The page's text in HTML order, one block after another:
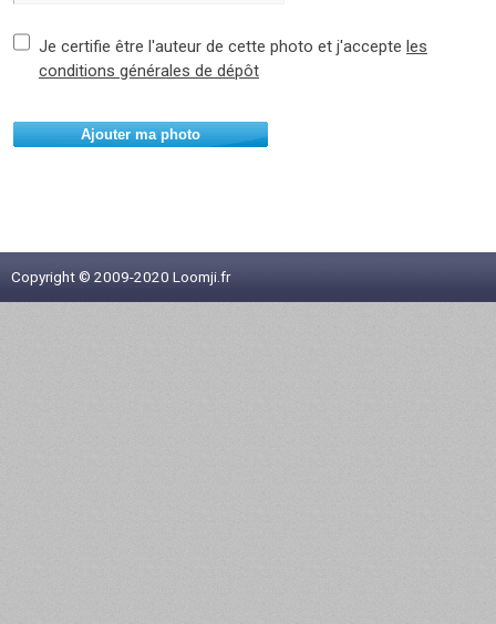
Je certifie être l'auteur de cette photo et j'accepte les
conditions générales de dépôt
Ajouter ma photo
Copyright © 2009-2020 Loomji.fr